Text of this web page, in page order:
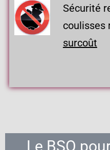
Sécurité
coulisses
surcoût
Le BSO